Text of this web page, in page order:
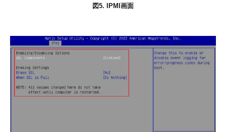
図5. IPMI画面